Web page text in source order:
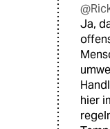
Ja,
hier